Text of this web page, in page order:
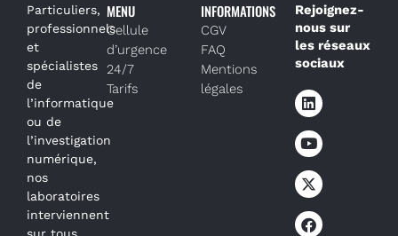
Particuliers,
professionnels
et
spécialistes
de
l’informatique
ou de
l’investigation
numérique,
nos
laboratoires
interviennent
MENU
Cellule
d’urgence
24/7
Tarifs
INFORMATIONS
CGV
FAQ
Mentions
légales
Rejoignez-
nous sur
les réseaux
sociaux